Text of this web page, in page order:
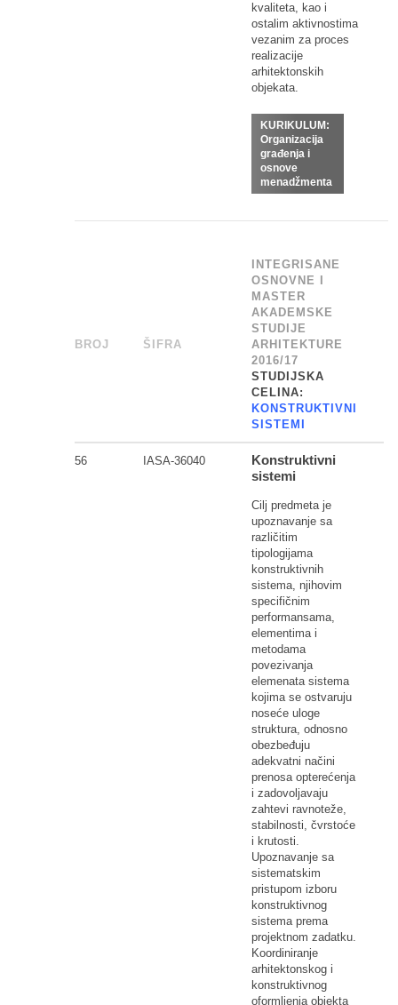
kvaliteta, kao i
ostalim aktivnostima
vezanim za proces
realizacije
arhitektonskih
objekata.
KURIKULUM:
Organizacija
građenja i
osnove
menadžmenta
BROJ ŠIFRA
INTEGRISANE
OSNOVNE I
MASTER
AKADEMSKE
STUDIJE
ARHITEKTURE
2016/17
STUDIJSKA
CELINA:
KONSTRUKTIVNI
SISTEMI
56 IASA-36040
Konstruktivni
sistemi
Cilj predmeta je
upoznavanje sa
različitim
tipologijama
konstruktivnih
sistema, njihovim
specifičnim
performansama,
elementima i
metodama
povezivanja
elemenata sistema
kojima se ostvaruju
noseće uloge
struktura, odnosno
obezbeđuju
adekvatni načini
prenosa opterećenja
i zadovoljavaju
zahtevi ravnoteže,
stabilnosti, čvrstoće
i krutosti.
Upoznavanje sa
sistematskim
pristupom izboru
konstruktivnog
sistema prema
projektnom zadatku.
Koordiniranje
arhitektonskog i
konstruktivnog
oformljenja objekta